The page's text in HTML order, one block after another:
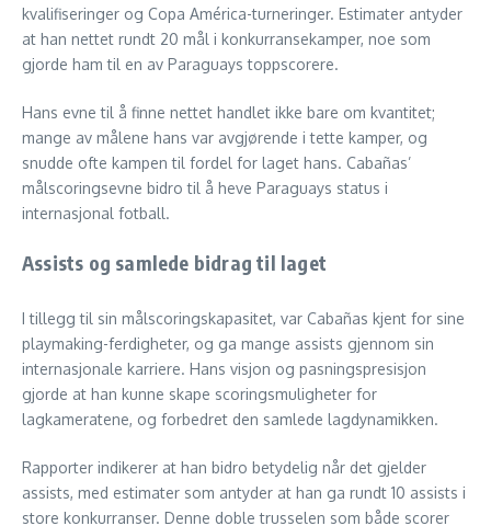
kvalifiseringer og Copa América-turneringer. Estimater antyder
at han nettet rundt 20 mål i konkurransekamper, noe som
gjorde ham til en av Paraguays toppscorere.
Hans evne til å finne nettet handlet ikke bare om kvantitet;
mange av målene hans var avgjørende i tette kamper, og
snudde ofte kampen til fordel for laget hans. Cabañas’
målscoringsevne bidro til å heve Paraguays status i
internasjonal fotball.
Assists og samlede bidrag til laget
I tillegg til sin målscoringskapasitet, var Cabañas kjent for sine
playmaking-ferdigheter, og ga mange assists gjennom sin
internasjonale karriere. Hans visjon og pasningspresisjon
gjorde at han kunne skape scoringsmuligheter for
lagkameratene, og forbedret den samlede lagdynamikken.
Rapporter indikerer at han bidro betydelig når det gjelder
assists, med estimater som antyder at han ga rundt 10 assists i
store konkurranser. Denne doble trusselen som både scorer